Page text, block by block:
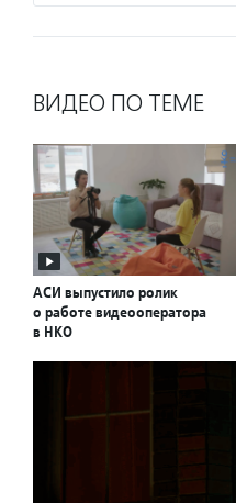
ВИДЕО ПО ТЕМЕ
АСИ выпустило ролик
о работе видеооператора
в НКО